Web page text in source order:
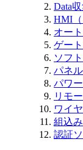
Data
HMI（
オー
ゲー
ソフ
パネ
パワ
リモ
ワイ
組込
認証